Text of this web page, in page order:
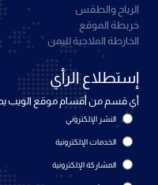
الرياح والطقس
خريطة الموقع
الخارطة الملاحية لليمن
إستطلاع الرأي
أي قسم من أقسام موقع الويب
النشر الإلكتروني
الخدمات الإلكترونية
المشاركة الإلكترونية